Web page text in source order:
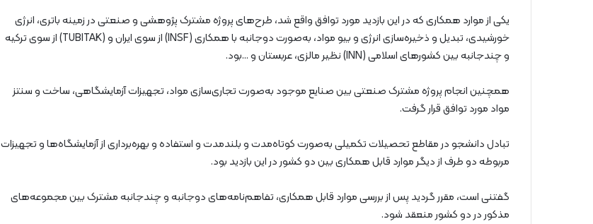
یکی از موارد همکاری که در این بازدید مورد توافق واقع شد، طرح‌های پروژه مشترک پژوهشی و صنعتی در زمینه باتری، انرژی
خورشیدی، تبدیل و ذخیره‌سازی انرژی و بیو مواد، به‌صورت دوجانبه با همکاری (INSF) از سوی ایران و (TUBITAK) از سوی ترکیه
و چندجانبه بین کشورهای اسلامی (INN) نظیر مالزی، عربستان و …بود.
همچنین انجام پروژه مشترک صنعتی بین صنایع موجود به‌صورت تجاری‌سازی مواد، تجهیزات آزمایشگاهی، ساخت و سنتز
مواد مورد توافق قرار گرفت.
تبادل دانشجو در مقاطع تحصیلات تکمیلی به‌صورت کوتاه‌مدت و بلندمدت و استفاده و بهره‌برداری از آزمایشگاه‌ها و تجهیزات
مربوطه دو طرف از دیگر موارد قابل همکاری بین دو کشور در این بازدید بود.
گفتنی است، مقرر گردید پس از بررسی موارد قابل همکاری، تفاهم‌نامه‌های دوجانبه و چندجانبه مشترک بین مجموعه‌های
مذکور در دو کشور منعقد شود.